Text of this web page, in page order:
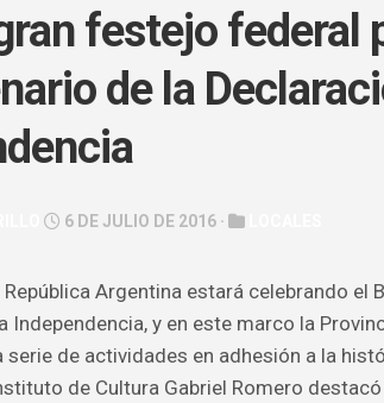
GALERÍA
ARTE
&
festejo federal
de la
6 DE JULIO DE 2016 ·
Argentina estará celebrando el
Independencia, y en este marco la
serie de actividades en adhesión a la
de Cultura Gabriel Romero